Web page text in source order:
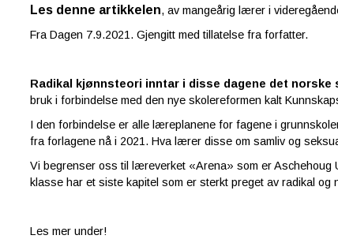
Les denne artikkelen, av mangeårig lærer i
Fra Dagen 7.9.2021. Gjengitt med tillatelse fra forfatter.
Radikal kjønnsteori inntar i disse dagene det norske
bruk i forbindelse med den nye skolereformen kalt
I den forbindelse er alle læreplanene for fagene i
fra forlagene nå i 2021. Hva lærer disse om samliv og
Vi begrenser oss til læreverket «Arena» som er
klasse har et siste kapitel som er sterkt preget av radikal
Les mer under!